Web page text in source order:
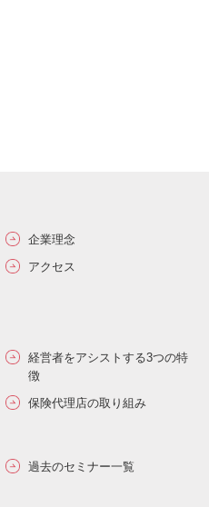
企業理念
アクセス
経営者をアシストする3つの特
徴
保険代理店の取り組み
過去のセミナー一覧